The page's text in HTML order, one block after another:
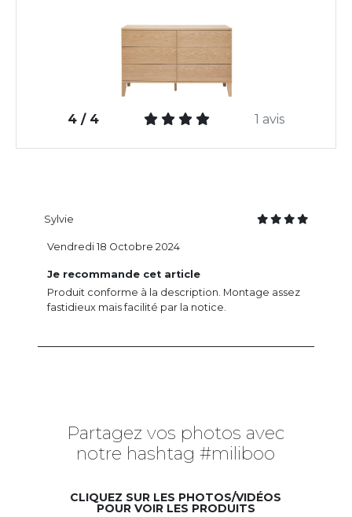
4 / 4 1 avis
Sylvie
Je recommande cet article
Produit conforme à la description. Montage assez
fastidieux mais facilité par la notice.
Vendredi 18 Octobre 2024
Partagez vos photos avec
notre hashtag #miliboo
CLIQUEZ SUR LES PHOTOS/VIDÉOS
POUR VOIR LES PRODUITS